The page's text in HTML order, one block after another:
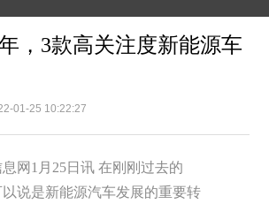
，3款高关注度新能源车
01-25 10:22:27
网1月25日讯 在刚刚过去的
以说是新能源汽车发展的重要转